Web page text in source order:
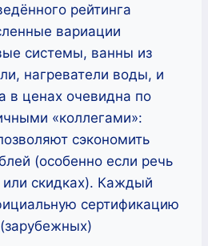
рейтинга
вариации
системы, ванны из
нагреватели воды, и
в ценах очевидна по
«коллегами»:
сэкономить
(особенно если речь
или скидках). Каждый
сертификацию